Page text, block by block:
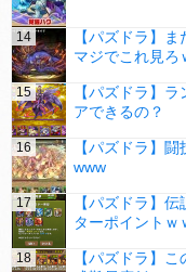
【パズドラ】
マジでこれ見ろ
【パズドラ】
アできるの？
【パズドラ】
www
【パズドラ】
ターポイントｗ
【パズドラ】